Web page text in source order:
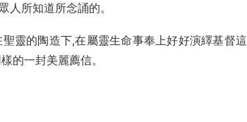
人所知道所念誦的。
靈的陶造下,在屬靈生命事奉上好好演繹基督這
的一封美麗薦信。